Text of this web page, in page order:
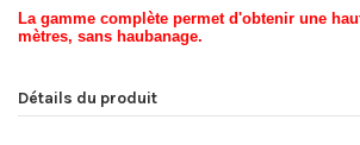
La gamme complète permet d'obtenir une
mètres, sans haubanage.
Détails du produit